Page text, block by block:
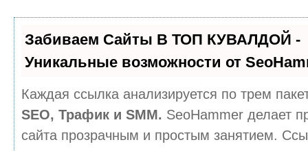
Забиваем Сайты В ТОП КУВАЛДОЙ -
Уникальные возможности от
Каждая ссылка анализируется по трем
SEO, Трафик и SMM. SeoHammer делает
сайта прозрачным и простым занятием.